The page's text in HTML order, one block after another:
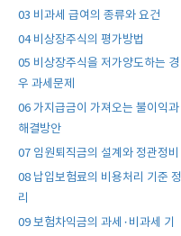
03 비과세 급여의 종류와 요건
04 비상장주식의 평가방법
05 비상장주식을 저가양도하는 경
우 과세문제
06 가지급금이 가져오는 불이익과
해결방안
07 임원퇴직금의 설계와 정관정비
08 납입보험료의 비용처리 기준 정
리
09 보험차익금의 과세·비과세 기